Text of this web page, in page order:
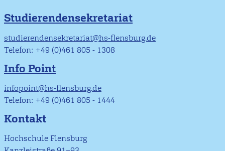
Studierendensekretariat
studierendensekretariat@hs-flensburg.de
Telefon: +49 (0)461 805 - 1308
Info Point
infopoint@hs-flensburg.de
Telefon: +49 (0)461 805 - 1444
Kontakt
Hochschule Flensburg